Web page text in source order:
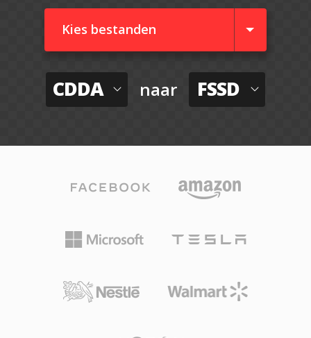
Kies bestanden
CDDA naar FSSD